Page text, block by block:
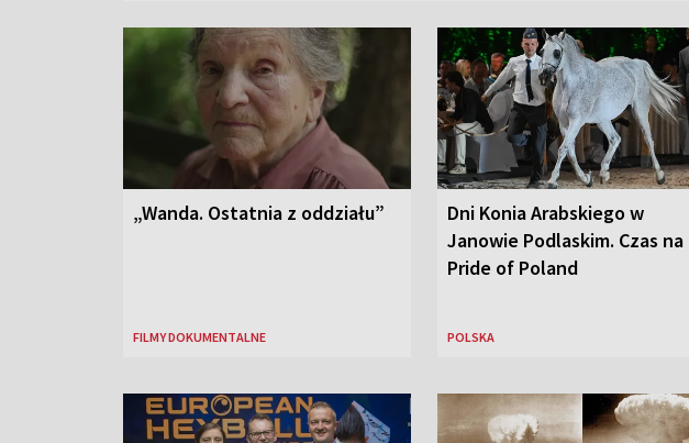
„Wanda. Ostatnia z oddziału”
FILMY DOKUMENTALNE
Dni Konia Arabskiego w
Janowie Podlaskim. Czas na
Pride of Poland
POLSKA